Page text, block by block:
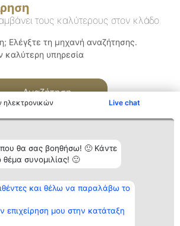
ηλεκτρονικών Live chat
που θα σας βοηθήσω! 🙂 Κάντε
θέμα συνομιλίας! 🙂
και θέλω να παραλάβω το
επιχείρηση μου στην κατάταξη
τους καλύτερους στον κλάδο
Ελέγξτε τη μηχανή αναζήτησης.
καλύτερη υπηρεσία
Αναζήτηση
Κατάταξη
Διακριθέντες
των
διακριθέντων
Επικοινωνία
Επικοινωνία